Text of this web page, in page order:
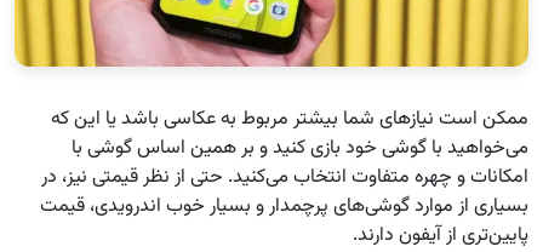
ممکن است نیازهای شما بیشتر مربوط به عکاسی باشد یا این که
می‌خواهید با گوشی خود بازی کنید و بر همین اساس گوشی با
امکانات و چهره متفاوت انتخاب می‌کنید. حتی از نظر قیمتی نیز، در
بسیاری از موارد گوشی‌های پرچمدار و بسیار خوب اندرویدی، قیمت
پایین‌تری از آیفون دارند.